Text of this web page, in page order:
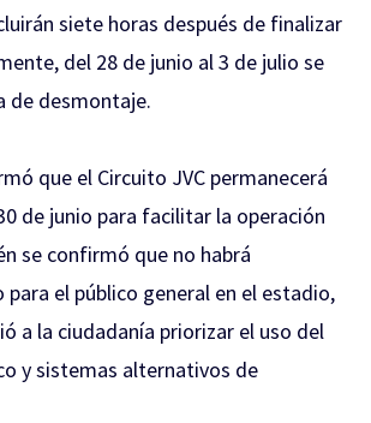
siete horas después de finalizar
del 28 de junio al 3 de julio se
de desmontaje.
que el Circuito JVC permanecerá
de junio para facilitar la operación
se confirmó que no habrá
el público general en el estadio,
a la ciudadanía priorizar el uso del
y sistemas alternativos de